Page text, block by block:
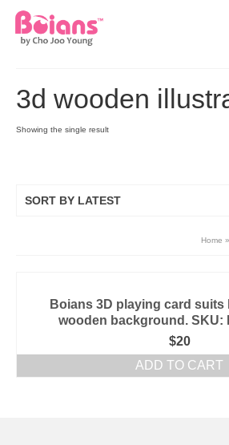
3d wooden
Showing the single result
SORT BY LATEST
Home »
Boians 3D playing card suits
wooden background. SKU:
$20
ADD TO CART